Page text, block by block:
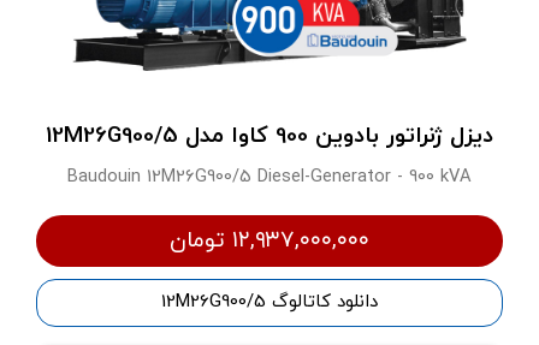
دیزل ژنراتور بادوین 900 کاوا مدل 12M26G900/5
Baudouin 12M26G900/5 Diesel-Generator - 900 kVA
۱۲,۹۳۷,۰۰۰,۰۰۰ تومان
دانلود کاتالوگ 12M26G900/5